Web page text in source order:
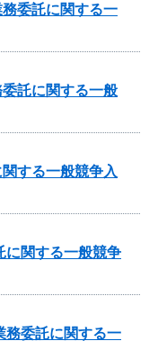
委託に関する一
託に関する一般
する一般競争入
に関する一般競争
務委託に関する一